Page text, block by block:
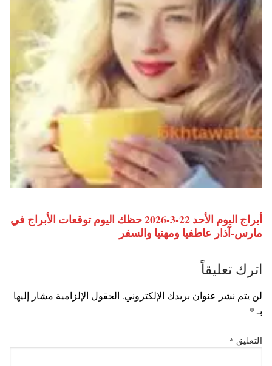
أبراج اليوم الأحد 22-3-2026 حظك اليوم توقعات الأبراج في
مارس-آذار عاطفيا ومهنيا والسفر
اترك تعليقاً
لن يتم نشر عنوان بريدك الإلكتروني. الحقول الإلزامية مشار إليها
بـ *
التعليق *